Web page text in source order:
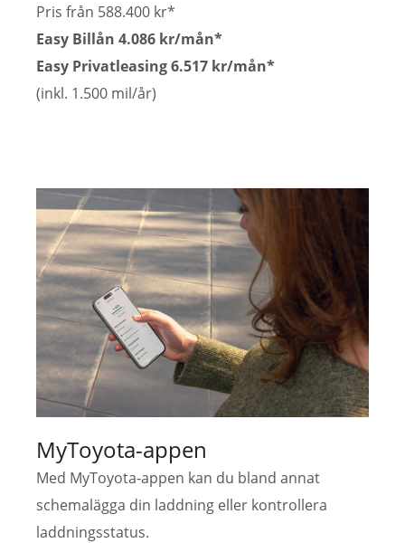
Pris från 588.400 kr*
Easy Billån 4.086 kr/mån*
Easy Privatleasing 6.517 kr/mån*
(inkl. 1.500 mil/år)
MyToyota-appen
Med MyToyota-appen kan du bland annat
schemalägga din laddning eller kontrollera
laddningsstatus.